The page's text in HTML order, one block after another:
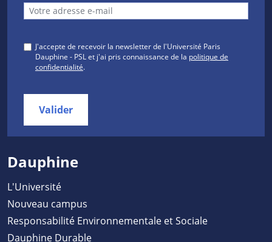
J'accepte de recevoir la newsletter de l'Université Paris
Dauphine - PSL et j'ai pris connaissance de la politique de
confidentialité.
Valider
Dauphine
L'Université
Nouveau campus
Responsabilité Environnementale et Sociale
Dauphine Durable